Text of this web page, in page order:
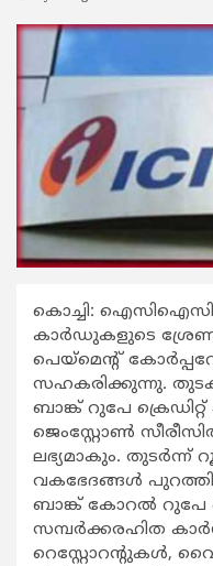
കൊച്ചി:
കാര്‍ഡുകളുടെ
പെയ്മെന്‍റ്
സഹകരിക്കുന്നു.
ബാങ്ക് റുപേ
ജെംസ്റ്റോണ്‍
ലഭ്യമാകും.
വകഭേദങ്ങള്‍
ബാങ്ക് കോറല്‍ റുപേ
സമ്പര്‍ക്കരഹിത
റെസ്റ്റോറന്‍റുകള്‍,